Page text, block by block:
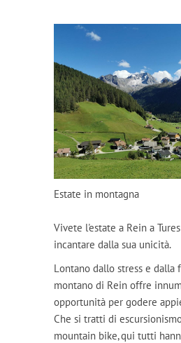
Estate in montagna
Vivete l'estate a Rein a
incantare dalla sua unicità.
Lontano dallo stress e dalla
montano di Rein offre
opportunità per godere
Che si tratti di
mountain bike, qui tutti